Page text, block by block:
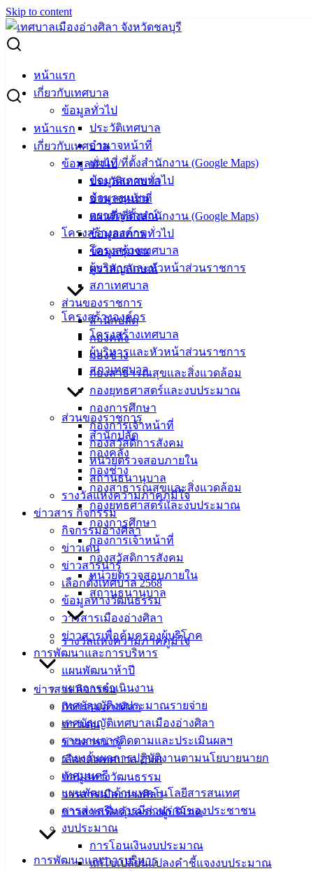
Skip to content
หน้าแรก
เกี่ยวกับเทศบาล
ข้อมูลทั่วไป
ประวัติเทศบาล
อำนาจหน้าที่
แผนที่/ที่ตั้งสำนักงาน (Google Maps)
ข้อมูลสภาพทั่วไป
ข้อมูลชุมชน
ตราสัญลักษณ์
โครงสร้างองค์กร
โครงสร้างเทศบาล
ผู้บริหารและหัวหน้าส่วนราชการ
สภาเทศบาล
ส่วนของราชการ
สำนักปลัด
กองคลัง
กองช่าง
กองสาธารณสุขและสิ่งแวดล้อม
กองยุทธศาสตร์และงบประมาณ
กองการศึกษา
กองการเจ้าหน้าที่
กองสวัสดิการสังคม
หน่วยตรวจสอบภายใน
สถานธนานุบาล
รางวัลแห่งความภาคภูมิใจ
ข่าวสาร กิจกรรม
กิจกรรมอ่างศิลา
ข่าวเด่น
ข่าวสารน่ารู้
เลือกตั้งเทศบาล 2568
ข้อมูลทางวัฒนธรรม
วารสารเมืองอ่างศิลา
ข่าวสารเพื่อคุ้มครองผู้บริโภค
การพัฒนาและการบริหาร
แผนพัฒนาห้าปี
แผนการดำเนินงาน
เทศบัญญัติงบประมาณรายจ่าย
เทศบัญญัติเทศบาลเมืองอ่างศิลา
รายงานการติดตามและประเมินผลฯ
รายงานผลการปฏิบัติงานตามนโยบายนายก
เทศมนตรี
แผนพัฒนาด้านเทคโนโลยีสารสนเทศ
การส่งเสริมการมีส่วนร่วมของประชาชน
งบประมาณ
การโอนเงินงบประมาณ
แก้ไขเปลี่ยนแปลงคำชี้แจงงบประมาณ
หน้าแรก
เกี่ยวกับเทศบาล
ข้อมูลทั่วไป
ประวัติเทศบาล
อำนาจหน้าที่
แผนที่/ที่ตั้งสำนักงาน (Google Maps)
ข้อมูลสภาพทั่วไป
ข้อมูลชุมชน
ตราสัญลักษณ์
โครงสร้างองค์กร
โครงสร้างเทศบาล
ผู้บริหารและหัวหน้าส่วนราชการ
สภาเทศบาล
ส่วนของราชการ
สำนักปลัด
กองคลัง
กองช่าง
กองสาธารณสุขและสิ่งแวดล้อม
กองยุทธศาสตร์และงบประมาณ
กองการศึกษา
กองการเจ้าหน้าที่
กองสวัสดิการสังคม
หน่วยตรวจสอบภายใน
สถานธนานุบาล
รางวัลแห่งความภาคภูมิใจ
ข่าวสาร กิจกรรม
กิจกรรมอ่างศิลา
ข่าวเด่น
ข่าวสารน่ารู้
เลือกตั้งเทศบาล 2568
ข้อมูลทางวัฒนธรรม
วารสารเมืองอ่างศิลา
ข่าวสารเพื่อคุ้มครองผู้บริโภค
การพัฒนาและการบริหาร
Search for:
ผู้ชนะการเสนอราคา ซื้อวัสดุก่อสร้าง (หินคลุก)
ผู้ชนะการเสนอราคา ซื้อวัสดุก่อสร้าง (หิน
คลุก)
สิงหาคม 27, 2025 กันยายน 1, 2025
ประกาศผู้ชนะ
ซื้อหินคลุก ดาวน์โหลด
เทศบาล
เมืองอ่าง
สำนักงาน
เทศบาลเมือง
อ่างศิลา 90/338
ม.3 ต.เสม็ด
อ.เมือง จ.ชลบุรี
20000